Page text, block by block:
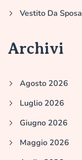
Vestito Da Sposa
Archivi
Agosto 2026
Luglio 2026
Giugno 2026
Maggio 2026